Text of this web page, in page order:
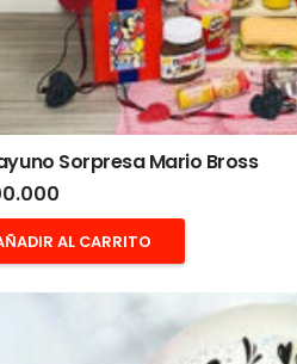
Sorpresa Mario Bross
AL CARRITO